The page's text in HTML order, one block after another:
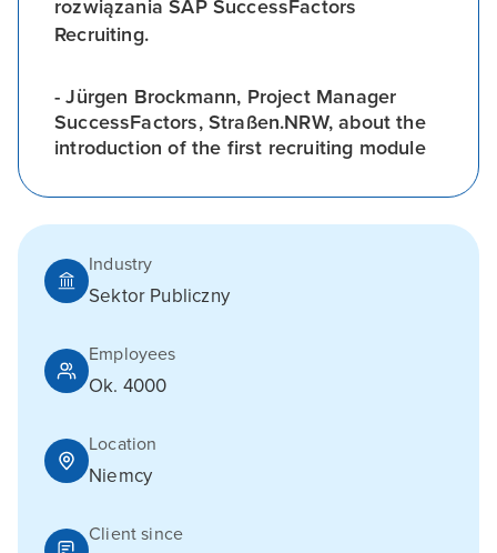
rozwiązania SAP SuccessFactors
Recruiting.
- Jürgen Brockmann, Project Manager
SuccessFactors, Straßen.NRW, about the
introduction of the first recruiting module
Industry
Sektor Publiczny
Employees
Ok. 4000
Location
Niemcy
Client since